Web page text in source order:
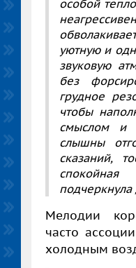
особой
уютную и
звуковую
без
грудное
чтобы
смыслом и
слышны
сказаний,
спокойная
подчеркнула
Мелодии
часто
холодным